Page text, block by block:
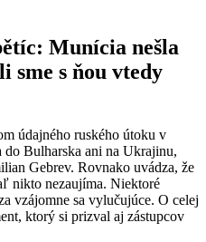
Munícia nešla
sme s ňou vtedy
údajného ruského útoku v
do Bulharska ani na Ukrajinu,
Gebrev. Rovnako uvádza, že
nikto nezaujíma. Niektoré
vzájomne sa vylučujúce. O celej
ktorý si prizval aj zástupcov